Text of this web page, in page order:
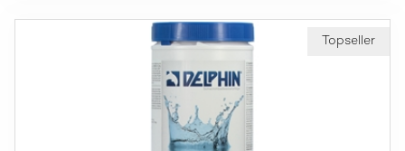
Topseller